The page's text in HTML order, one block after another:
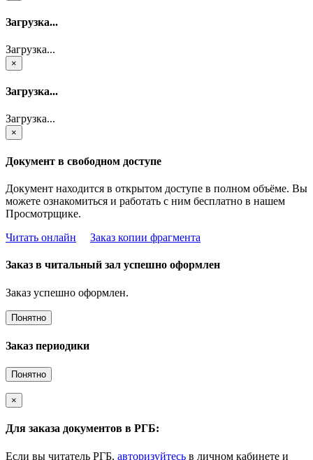
Загрузка...
Загрузка...
×
Загрузка...
Загрузка...
×
Документ в свободном доступе
Документ находится в открытом доступе в полном объёме. Вы
можете ознакомиться и работать с ним бесплатно в нашем
Просмотрщике.
Читать онлайн
Заказ копии фрагмента
Заказ в читальный зал успешно оформлен
Заказ успешно оформлен.
Понятно
Заказ периодики
Понятно
×
Для заказа документов в РГБ:
Если вы читатель РГБ, авторизуйтесь в личном кабинете и